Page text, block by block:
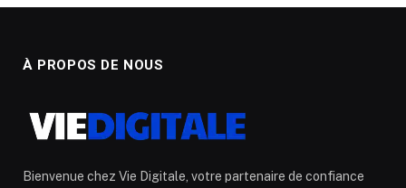
À PROPOS DE NOUS
Bienvenue chez Vie Digitale, votre partenaire de confiance